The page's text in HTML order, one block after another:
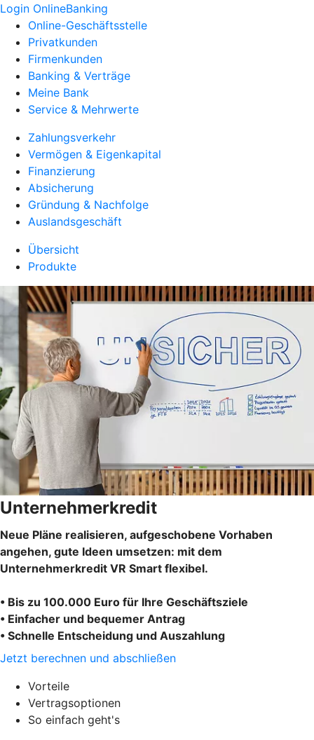
Login OnlineBanking
Online-Geschäftsstelle
Privatkunden
Firmenkunden
Banking & Verträge
Meine Bank
Service & Mehrwerte
Zahlungsverkehr
Vermögen & Eigenkapital
Finanzierung
Absicherung
Gründung & Nachfolge
Auslandsgeschäft
Übersicht
Produkte
Unternehmerkredit
Neue Pläne realisieren, aufgeschobene Vorhaben
angehen, gute Ideen umsetzen: mit dem
Unternehmerkredit VR Smart flexibel.
• Bis zu 100.000 Euro für Ihre Geschäftsziele
• Einfacher und bequemer Antrag
• Schnelle Entscheidung und Auszahlung
Jetzt berechnen und abschließen
Vorteile
Vertragsoptionen
So einfach geht's